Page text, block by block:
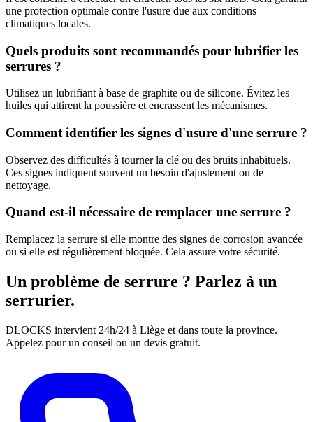
une protection optimale contre l'usure due aux conditions
climatiques locales.
Quels produits sont recommandés pour lubrifier les
serrures ?
Utilisez un lubrifiant à base de graphite ou de silicone. Évitez les
huiles qui attirent la poussière et encrassent les mécanismes.
Comment identifier les signes d'usure d'une serrure ?
Observez des difficultés à tourner la clé ou des bruits inhabituels.
Ces signes indiquent souvent un besoin d'ajustement ou de
nettoyage.
Quand est-il nécessaire de remplacer une serrure ?
Remplacez la serrure si elle montre des signes de corrosion avancée
ou si elle est régulièrement bloquée. Cela assure votre sécurité.
Un problème de serrure ? Parlez à un
serrurier.
DLOCKS intervient 24h/24 à Liège et dans toute la province.
Appelez pour un conseil ou un devis gratuit.